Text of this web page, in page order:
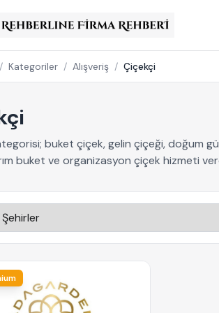
/ Kategoriler / Alışveriş / Çiçekçi
buket çiçek, gelin çiçeği, doğum
buket ve organizasyon çiçek hizmeti